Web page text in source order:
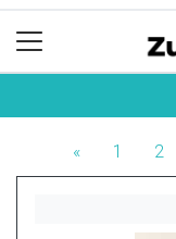
« 1 2